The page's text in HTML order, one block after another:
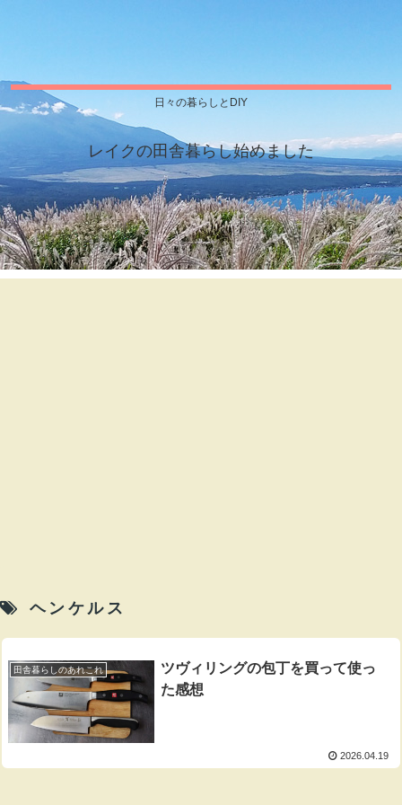
日々の暮らしとDIY
レイクの田舎暮らし始めました
ヘンケルス
田舎暮らしのあれこれ
ツヴィリングの包丁を買って使っ
た感想
2026.04.19